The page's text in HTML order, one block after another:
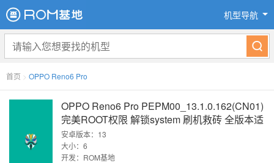
机型导航
首页 > OPPO Reno6 Pro
OPPO Reno6 Pro PEPM00_13.1.0.162(CN01)
完美ROOT权限 解锁system 刷机救砖 全版本适
配
安卓版本：13
大小：6
开发：ROM基地